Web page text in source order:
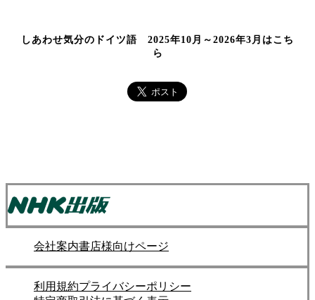
しあわせ気分のドイツ語 2025年10月～2026年3月はこち
ら
会社案内書店様向けページ
利用規約プライバシーポリシー